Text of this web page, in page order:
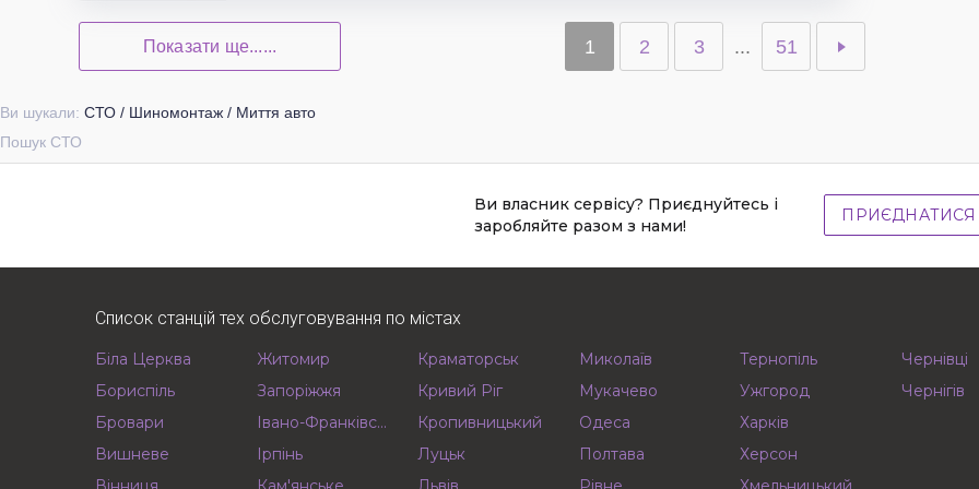
Показати ще...... 1 2 3 ... 51
Ви шукали: СТО / Шиномонтаж / Миття авто
Пошук СТО
Ви власник сервісу? Приєднуйтесь і
заробляйте разом з нами!
ПРИЄДНАТИСЯ
Список станцій тех обслуговування по містах
Біла Церква
Бориспіль
Бровари
Вишневе
Житомир
Запоріжжя
Івано-Франківськ
Ірпінь
Краматорськ
Кривий Ріг
Кропивницький
Луцьк
Миколаїв
Мукачево
Одеса
Полтава
Тернопіль
Ужгород
Харків
Херсон
Чернівці
Чернігів